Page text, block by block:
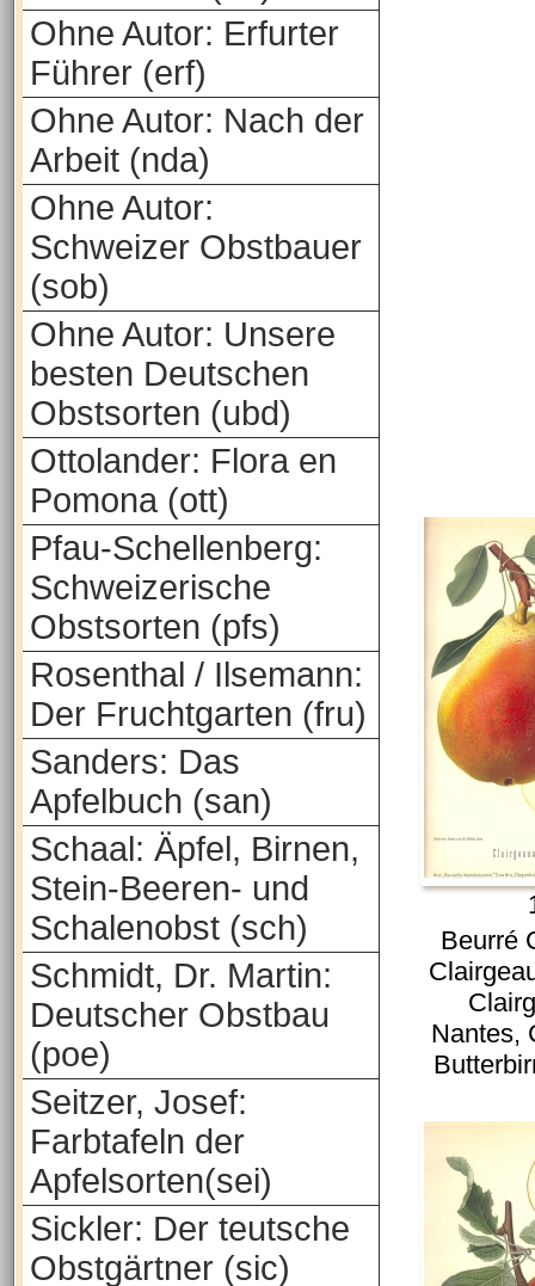
Ohne Autor: Erfurter
Führer (erf)
Ohne Autor: Nach der
Arbeit (nda)
Ohne Autor:
Schweizer Obstbauer
(sob)
Ohne Autor: Unsere
besten Deutschen
Obstsorten (ubd)
Ottolander: Flora en
Pomona (ott)
Pfau-Schellenberg:
Schweizerische
Obstsorten (pfs)
Rosenthal / Ilsemann:
Der Fruchtgarten (fru)
Sanders: Das
Apfelbuch (san)
Schaal: Äpfel, Birnen,
Stein-Beeren- und
Schalenobst (sch)
Schmidt, Dr. Martin:
Deutscher Obstbau
(poe)
Seitzer, Josef:
Farbtafeln der
Apfelsorten(sei)
Sickler: Der teutsche
Obstgärtner (sic)
Beurré
Nantes,